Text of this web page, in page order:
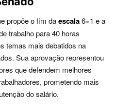
propõe o fim daescala6×1 e a
trabalho para 40 horas
temas mais debatidos na
Sua aprovação representou
que defendem melhores
prometendo mais
do salário.